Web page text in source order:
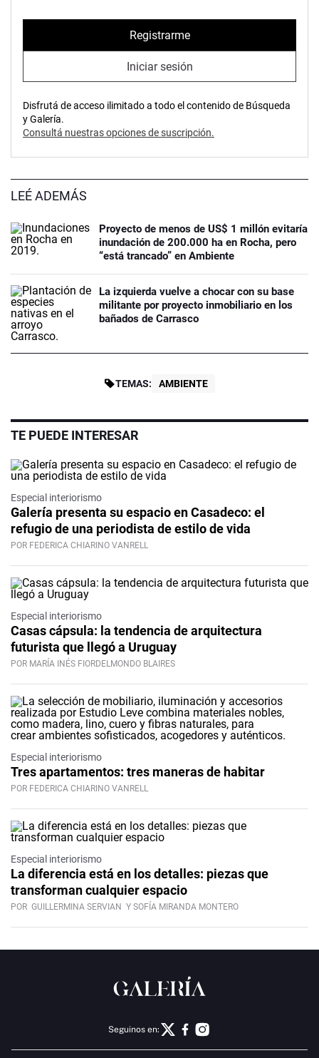
Registrarme
Iniciar sesión
Disfrutá de acceso ilimitado a todo el contenido de Búsqueda
y Galería.
Consultá nuestras opciones de suscripción.
LEÉ ADEMÁS
Proyecto de menos de US$ 1 millón evitaría
inundación de 200.000 ha en Rocha, pero
“está trancado” en Ambiente
La izquierda vuelve a chocar con su base
militante por proyecto inmobiliario en los
bañados de Carrasco
TEMAS: AMBIENTE
TE PUEDE INTERESAR
Especial interiorismo
Galería presenta su espacio en Casadeco: el
refugio de una periodista de estilo de vida
POR FEDERICA CHIARINO VANRELL
Especial interiorismo
Casas cápsula: la tendencia de arquitectura
futurista que llegó a Uruguay
POR MARÍA INÉS FIORDELMONDO BLAIRES
Especial interiorismo
Tres apartamentos: tres maneras de habitar
POR FEDERICA CHIARINO VANRELL
Especial interiorismo
La diferencia está en los detalles: piezas que
transforman cualquier espacio
POR GUILLERMINA SERVIAN Y SOFÍA MIRANDA MONTERO
Seguinos en: